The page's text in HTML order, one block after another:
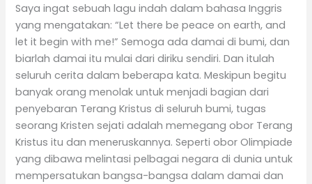
Saya ingat sebuah lagu indah dalam bahasa Inggris
yang mengatakan: “Let there be peace on earth, and
let it begin with me!” Semoga ada damai di bumi, dan
biarlah damai itu mulai dari diriku sendiri. Dan itulah
seluruh cerita dalam beberapa kata. Meskipun begitu
banyak orang menolak untuk menjadi bagian dari
penyebaran Terang Kristus di seluruh bumi, tugas
seorang Kristen sejati adalah memegang obor Terang
Kristus itu dan meneruskannya. Seperti obor Olimpiade
yang dibawa melintasi pelbagai negara di dunia untuk
mempersatukan bangsa-bangsa dalam damai dan